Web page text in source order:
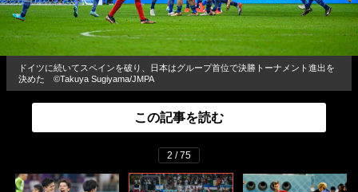
ドイツに続いてスペインを破り、日本はグループ首位で決勝トーナメント進出を
決めた ©Takuya Sugiyama/JMPA
この記事を読む
2 / 75